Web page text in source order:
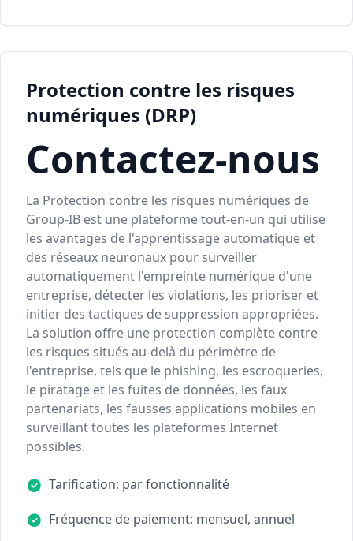
Protection contre les risques
numériques (DRP)
Contactez-nous
La Protection contre les risques numériques de
Group-IB est une plateforme tout-en-un qui utilise
les avantages de l'apprentissage automatique et
des réseaux neuronaux pour surveiller
automatiquement l'empreinte numérique d'une
entreprise, détecter les violations, les prioriser et
initier des tactiques de suppression appropriées.
La solution offre une protection complète contre
les risques situés au-delà du périmètre de
l'entreprise, tels que le phishing, les escroqueries,
le piratage et les fuites de données, les faux
partenariats, les fausses applications mobiles en
surveillant toutes les plateformes Internet
possibles.
Tarification: par fonctionnalité
Fréquence de paiement: mensuel, annuel